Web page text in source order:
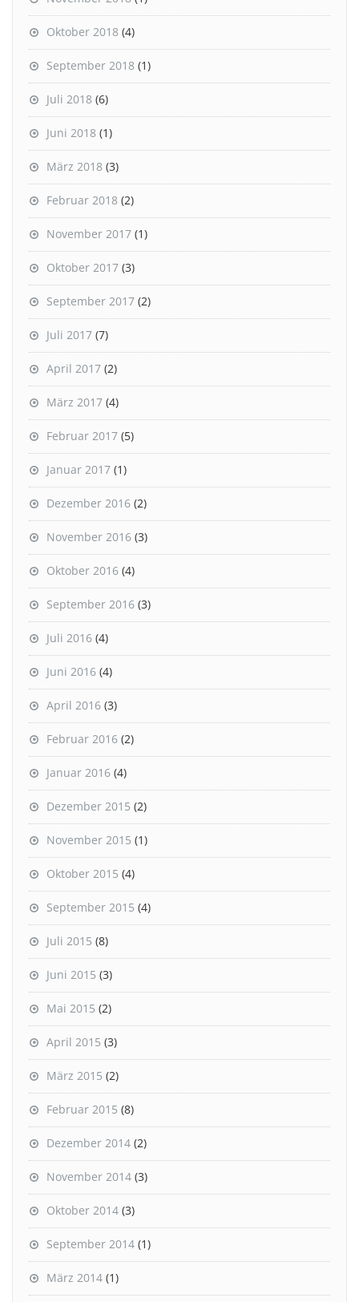
Oktober 2018 (4)
September 2018 (1)
Juli 2018 (6)
Juni 2018 (1)
März 2018 (3)
Februar 2018 (2)
November 2017 (1)
Oktober 2017 (3)
September 2017 (2)
Juli 2017 (7)
April 2017 (2)
März 2017 (4)
Februar 2017 (5)
Januar 2017 (1)
Dezember 2016 (2)
November 2016 (3)
Oktober 2016 (4)
September 2016 (3)
Juli 2016 (4)
Juni 2016 (4)
April 2016 (3)
Februar 2016 (2)
Januar 2016 (4)
Dezember 2015 (2)
November 2015 (1)
Oktober 2015 (4)
September 2015 (4)
Juli 2015 (8)
Juni 2015 (3)
Mai 2015 (2)
April 2015 (3)
März 2015 (2)
Februar 2015 (8)
Dezember 2014 (2)
November 2014 (3)
Oktober 2014 (3)
September 2014 (1)
März 2014 (1)